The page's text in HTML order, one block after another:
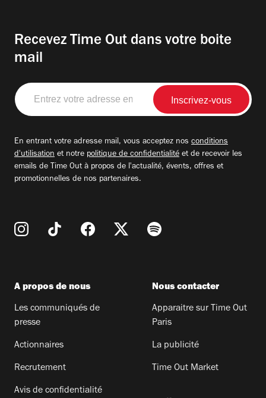
Recevez Time Out dans votre boite
mail
Entrez
votre
adresse
En entrant votre adresse mail, vous acceptez nos conditions
d'utilisation et notre politique de confidentialité et de recevoir les
emails de Time Out à propos de l'actualité, évents, offres et
promotionnelles de nos partenaires.
A propos de nous
Les communiqués de
presse
Actionnaires
Recrutement
Avis de confidentialité
Nous contacter
Apparaitre sur Time Out
Paris
La publicité
Time Out Market